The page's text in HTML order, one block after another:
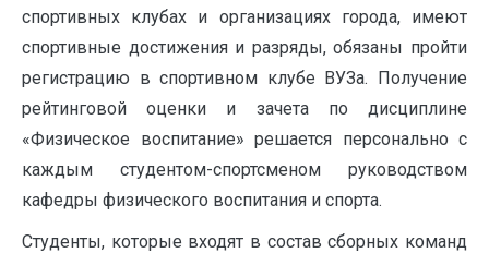
спортивных клубах и организациях города, имеют
спортивные достижения и разряды, обязаны пройти
регистрацию в спортивном клубе ВУЗа. Получение
рейтинговой оценки и зачета по дисциплине
«Физическое воспитание» решается персонально с
каждым студентом-спортсменом руководством
кафедры физического воспитания и спорта.
Студенты, которые входят в состав сборных команд